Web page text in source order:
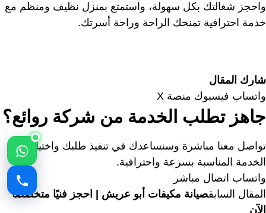
واحجز شغالتك بكل سهولة، واستمتع بمنزل نظيف ومنظم مع
خدمة احترافية تمنحك الراحة وراحة أسرتك.
شارك المقال
واتساب فيسبوك منصة X
جاهز تطلب الخدمة من شركة روائع؟
تواصل معنا مباشرة وسنساعدك في تنفيذ طلبك واختيار
الخدمة المناسبة بسرعة واحترافية.
واتساب اتصال مباشر
المقال السابقصيانة مكيفات أبو عريش | احجز فنيًا متخصصًا
الآن